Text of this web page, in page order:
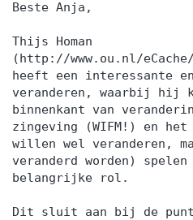
Beste Anja,
Thijs Homan
(http://www.ou.nl/
heeft een interessante
veranderen, waarbij hij
binnenkant van
zingeving (WIFM!) en
willen wel veranderen,
veranderd worden)
belangrijke rol.
Dit sluit aan bij de